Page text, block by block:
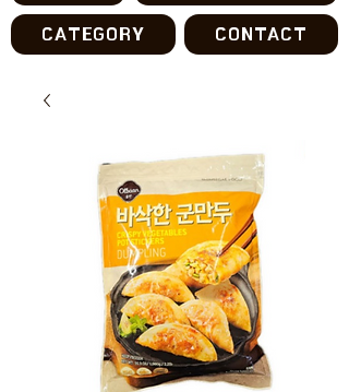
CATEGORY CONTACT